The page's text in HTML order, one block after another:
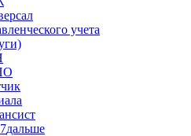
учета
7дальше